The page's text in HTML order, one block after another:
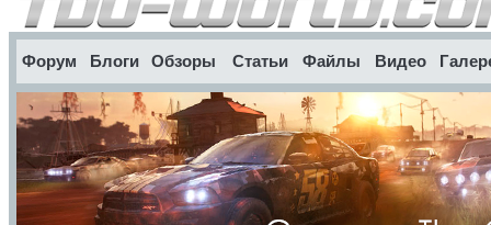
Форум Блоги Обзоры Статьи Файлы Видео